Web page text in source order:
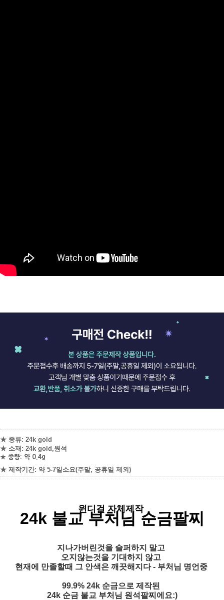
★ 종류: 24k gold
★ 소재: 24k gold,원석
★ 중량: 약 0.4g
★ 제작기간: 약 5-7일소요(주말, 공휴일 제외)
윈디걸 자체제작
24k 불교 부처님 순금팔찌
지나가버린것을 슬퍼하지 말고
오지않는것을 기대하지 않고
현재에 만졸할때 그 안색은 깨끗해지다 - 부처님 명언중
99.9% 24k 순금으로 제작된
24k 순금 불교 부처님 원석팔찌에요:)